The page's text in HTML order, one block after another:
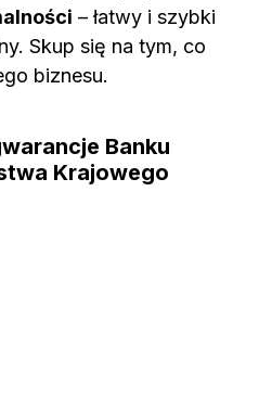
– łatwy i szybki
Skup się na tym, co
biznesu.
Banku
Krajowego